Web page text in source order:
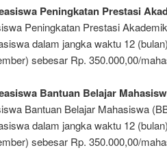
Peningkatan Prestasi
Peningkatan Prestasi
dalam jangka waktu 12
sebesar Rp. 350.000,00/
Bantuan Belajar
Bantuan Belajar Mahasiswa
dalam jangka waktu 12
sebesar Rp. 350.000,00/